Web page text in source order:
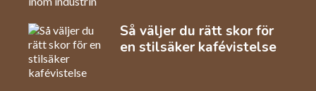
Så väljer du rätt skor för
en stilsäker kafévistelse